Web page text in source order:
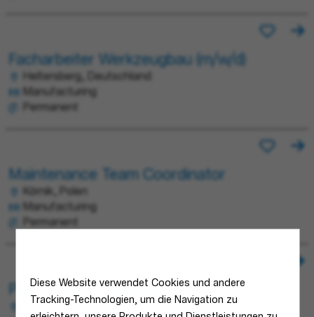
Diese Website verwendet Cookies und andere
Tracking-Technologien, um die Navigation zu
Facharbeiter Werkzeugbau (m/w/d)
Heltersberg, Deutschland
Manufacturing
Permanent
Maintenance Team Coordinator
Kórnik, Polen
Manufacturing
Permanent
Plant Quality Specialist
Porcia, Italien